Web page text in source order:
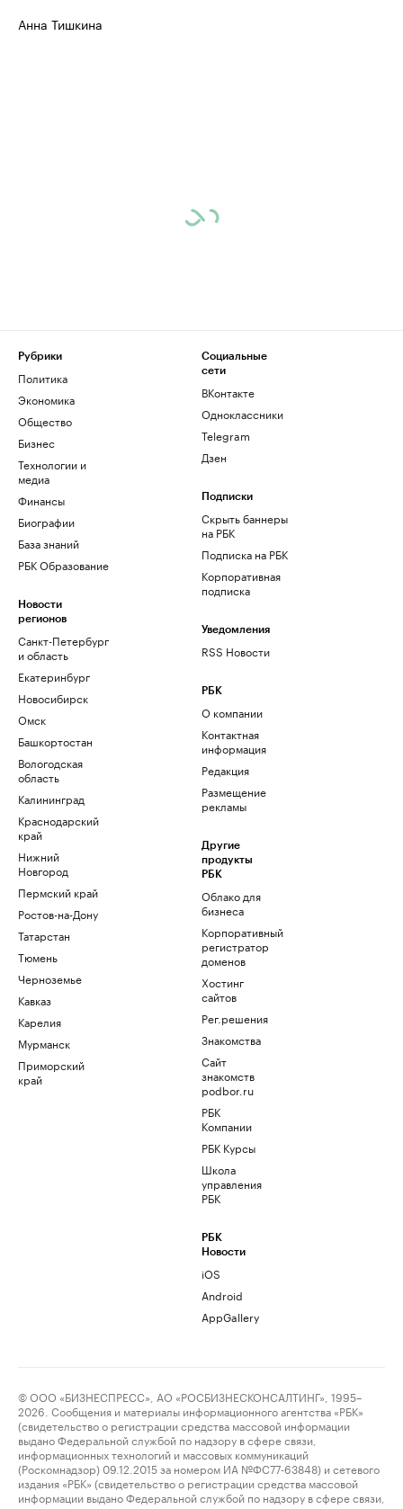
Анна Тишкина
Рубрики
Политика
Экономика
Общество
Бизнес
Технологии и
медиа
Финансы
Биографии
База знаний
РБК Образование
Новости
регионов
Санкт-Петербург
и область
Екатеринбург
Новосибирск
Омск
Башкортостан
Вологодская
область
Калининград
Краснодарский
край
Нижний
Новгород
Пермский край
Ростов-на-Дону
Татарстан
Тюмень
Черноземье
Кавказ
Карелия
Мурманск
Приморский
край
Социальные
сети
ВКонтакте
Одноклассники
Telegram
Дзен
Подписки
Скрыть баннеры
на РБК
Подписка на РБК
Корпоративная
подписка
Уведомления
RSS Новости
РБК
О компании
Контактная
информация
Редакция
Размещение
рекламы
Другие
продукты
РБК
Облако для
бизнеса
Корпоративный
регистратор
доменов
Хостинг
сайтов
Рег.решения
Знакомства
Сайт
знакомств
podbor.ru
РБК
Компании
РБК Курсы
Школа
управления
РБК
РБК
Новости
iOS
Android
AppGallery
© ООО «БИЗНЕСПРЕСС», АО «РОСБИЗНЕСКОНСАЛТИНГ», 1995–
2026. Сообщения и материалы информационного агентства «РБК»
(свидетельство о регистрации средства массовой информации
выдано Федеральной службой по надзору в сфере связи,
информационных технологий и массовых коммуникаций
(Роскомнадзор) 09.12.2015 за номером ИА №ФС77-63848) и сетевого
издания «РБК» (свидетельство о регистрации средства массовой
информации выдано Федеральной службой по надзору в сфере связи,